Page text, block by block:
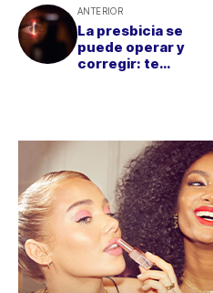
ANTERIOR
La presbicia se
puede operar y
corregir: te